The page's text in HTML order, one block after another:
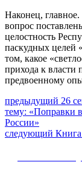
Наконец,
вопрос
целостность
паскудных целей
том, какое
прихода к власти
предвоенному
Навигация
по
записям
предыдущий
пост:
26
тему: «Поправки
России»
следующий